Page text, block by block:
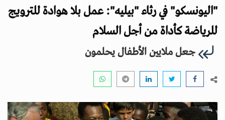
g
a
t
i
"اليونسكو" في رثاء "بيليه": عمل بلا هوادة للترويج
للرياضة كأداة من أجل السلام
جعل ملايين الأطفال يحلمون